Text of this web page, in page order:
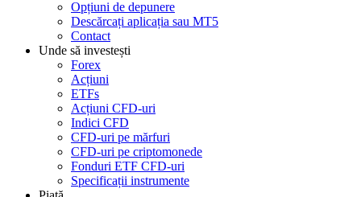
Opțiuni de depunere
Descărcați aplicația sau MT5
Contact
Unde să investești
Forex
Acțiuni
ETFs
Acțiuni CFD-uri
Indici CFD
CFD-uri pe mărfuri
CFD-uri pe criptomonede
Fonduri ETF CFD-uri
Specificații instrumente